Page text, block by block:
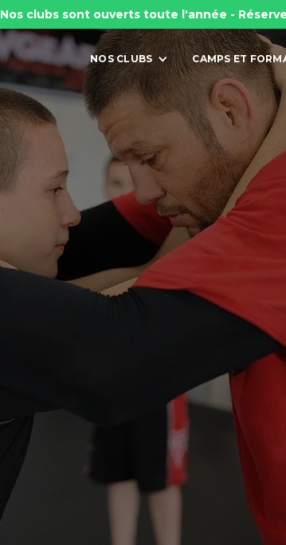
Nos clubs sont ouverts toute l'année -
NOS CLUBS CAMPS ET